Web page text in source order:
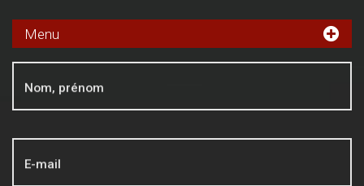
Menu
Mentions légales
Nom, prénom
E-mail